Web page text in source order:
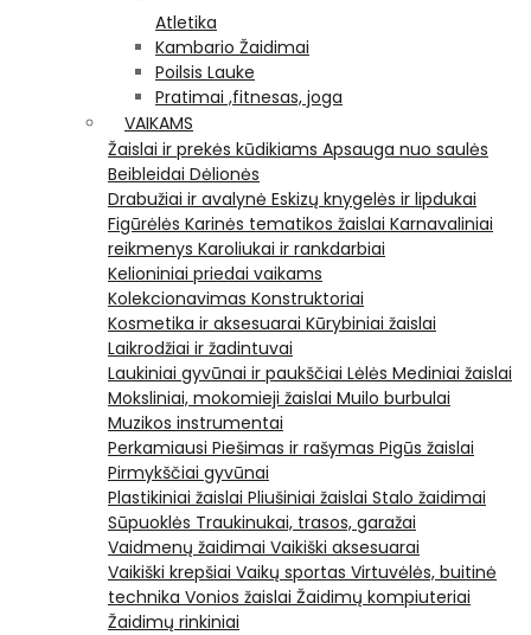
Atletika
Kambario Žaidimai
Poilsis Lauke
Pratimai ,fitnesas, joga
VAIKAMS
Žaislai ir prekės kūdikiams Apsauga nuo saulės
Beibleidai Dėlionės
Drabužiai ir avalynė Eskizų knygelės ir lipdukai
Figūrėlės Karinės tematikos žaislai Karnavaliniai
reikmenys Karoliukai ir rankdarbiai
Kelioniniai priedai vaikams
Kolekcionavimas Konstruktoriai
Kosmetika ir aksesuarai Kūrybiniai žaislai
Laikrodžiai ir žadintuvai
Laukiniai gyvūnai ir paukščiai Lėlės Mediniai žaislai
Moksliniai, mokomieji žaislai Muilo burbulai
Muzikos instrumentai
Perkamiausi Piešimas ir rašymas Pigūs žaislai
Pirmykščiai gyvūnai
Plastikiniai žaislai Pliušiniai žaislai Stalo žaidimai
Sūpuoklės Traukinukai, trasos, garažai
Vaidmenų žaidimai Vaikiški aksesuarai
Vaikiški krepšiai Vaikų sportas Virtuvėlės, buitinė
technika Vonios žaislai Žaidimų kompiuteriai
Žaidimų rinkiniai